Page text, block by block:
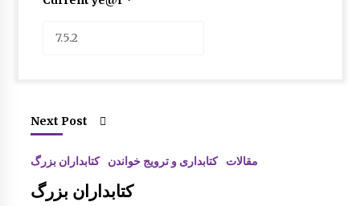
Next Post
کتابداران بزرگ کتابداری و ترویج خواندن مقالات
کتابداران بزرگ